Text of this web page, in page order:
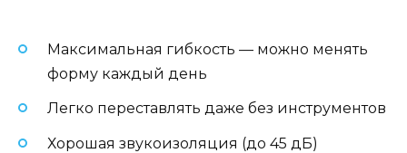
Максимальная гибкость — можно менять
форму каждый день
Легко переставлять даже без инструментов
Хорошая звукоизоляция (до 45 дБ)